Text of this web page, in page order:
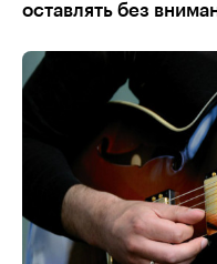
оставлять без